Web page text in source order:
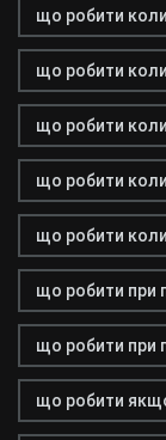
що робити
що робити коли
що робити коли
що робити
що робити
що робити при
що робити при
що робити